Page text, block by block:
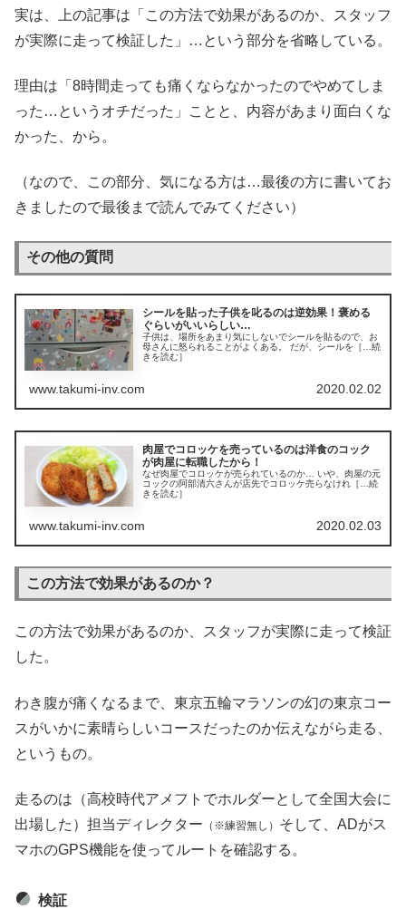
実は、上の記事は「この方法で効果があるのか、スタッフ
が実際に走って検証した」…という部分を省略している。
理由は「8時間走っても痛くならなかったのでやめてしま
った…というオチだった」ことと、内容があまり面白くな
かった、から。
（なので、この部分、気になる方は…最後の方に書いてお
きましたので最後まで読んでみてください）
その他の質問
シールを貼った子供を叱るのは逆効果！褒める
ぐらいがいいらしい…
子供は、場所をあまり気にしないでシールを貼るので、お
母さんに怒られることがよくある。 だが、シールを［…続
きを読む］
www.takumi-inv.com 2020.02.02
肉屋でコロッケを売っているのは洋食のコック
が肉屋に転職したから！
なぜ肉屋でコロッケが売られているのか… いや、肉屋の元
コックの阿部清六さんが店先でコロッケ売らなけれ［…続
きを読む］
www.takumi-inv.com 2020.02.03
この方法で効果があるのか？
この方法で効果があるのか、スタッフが実際に走って検証
した。
わき腹が痛くなるまで、東京五輪マラソンの幻の東京コー
スがいかに素晴らしいコースだったのか伝えながら走る、
というもの。
走るのは（高校時代アメフトでホルダーとして全国大会に
出場した）担当ディレクター （※練習無し） そして、ADがス
マホのGPS機能を使ってルートを確認する。
検証